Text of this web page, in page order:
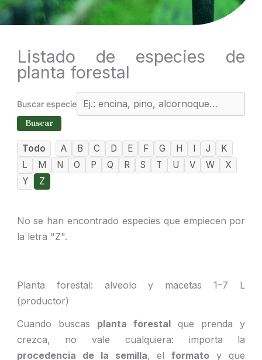
Listado de especies de
planta forestal
Buscar especie
Buscar
Todo A B C D E F G H J
K
L
M N O P Q R S T U V W
X
Y
Z
No se han encontrado especies que empiecen por
la letra "Z".
Planta forestal: alveolo y macetas 1–7 L
(productor)
Cuando buscas planta forestal que prenda y
crezca, no vale cualquiera: importa la
procedencia de la semilla, elformato y que